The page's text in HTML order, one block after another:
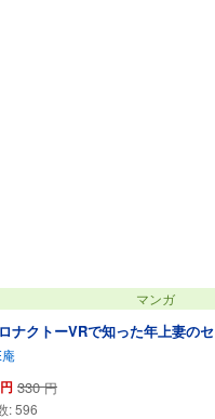
マンガ
ナクトーVRで知った年上妻の
円 330 円
:596